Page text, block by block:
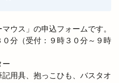
ウス」の申込フォームです。
分（受付：９時３０分～９時
ー
用具、抱っこひも、バスタオ